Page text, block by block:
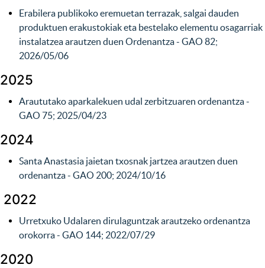
Erabilera publikoko eremuetan terrazak, salgai dauden
produktuen erakustokiak eta bestelako elementu osagarriak
instalatzea arautzen duen Ordenantza - GAO 82;
2026/05/06
2025
Araututako aparkalekuen udal zerbitzuaren ordenantza-
GAO 75; 2025/04/23
2024
Santa Anastasia jaietan txosnak jartzea arautzen duen
ordenantza- GAO 200; 2024/10/16
2022
Urretxuko Udalaren dirulaguntzak arautzeko ordenantza
orokorra - GAO 144; 2022/07/29
2020